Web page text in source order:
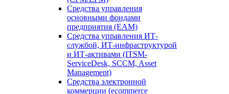
Средства управления
основными фондами
предприятия (EAM)
Средства управления ИТ-
службой, ИТ-инфраструктурой
и ИТ-активами (ITSM-
ServiceDesk, SCCM, Asset
Management)
Средства электронной
коммерции (ecommerce